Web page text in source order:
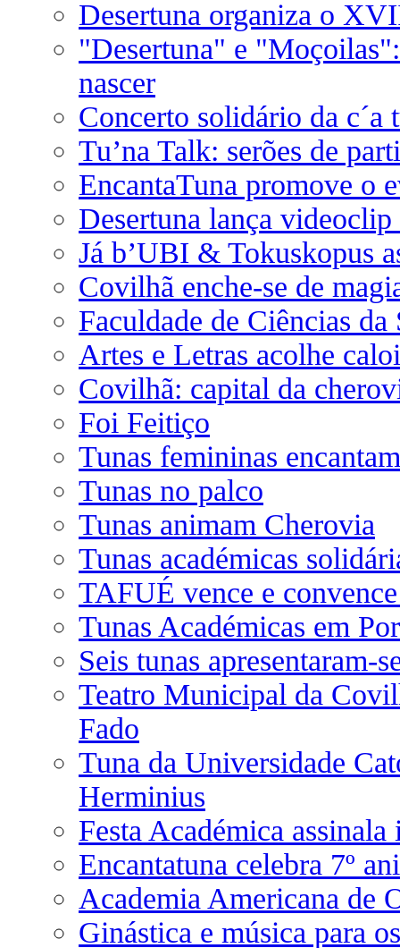
Desertuna organiza o
"Desertuna" e
nascer
Concerto solidário da c´a
Tu’na Talk: serões de
EncantaTuna promove o
Desertuna lança
Já b’UBI & Tokuskopus
Covilhã enche-se de
Faculdade de Ciências
Artes e Letras acolhe
Covilhã: capital da
Foi Feitiço
Tunas femininas
Tunas no palco
Tunas animam Cherovia
Tunas académicas
TAFUÉ vence e
Tunas Académicas em
Seis tunas
Teatro Municipal da
Fado
Tuna da Universidade
Herminius
Festa Académica
Encantatuna celebra 7º
Academia Americana de
Ginástica e música para